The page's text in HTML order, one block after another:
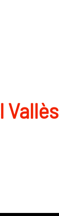
Vallès